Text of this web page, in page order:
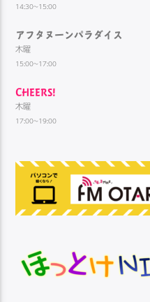
14:30~15:00
アフタヌーンパラダイス
木曜
15:00~17:00
CHEERS!
木曜
17:00~19:00